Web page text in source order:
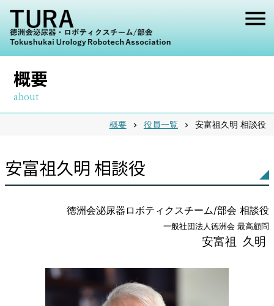
ニ
概要
about
概要 chevron_right 役員一覧 chevron_right 安富祖久明 相談役
安富祖久明 相談役
徳洲会泌尿器ロボティクスチーム/部会 相談役
一般社団法人徳洲会 最高顧問
安富祖 久明